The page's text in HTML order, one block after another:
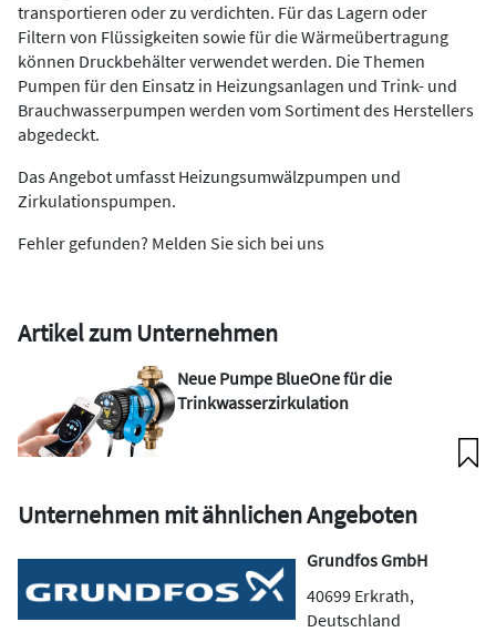
transportieren oder zu verdichten. Für das Lagern oder
Filtern von Flüssigkeiten sowie für die Wärmeübertragung
können Druckbehälter verwendet werden. Die Themen
Pumpen für den Einsatz in Heizungsanlagen und Trink- und
Brauchwasserpumpen werden vom Sortiment des Herstellers
abgedeckt.
Das Angebot umfasst Heizungsumwälzpumpen und
Zirkulationspumpen.
Fehler gefunden? Melden Sie sich bei uns
Artikel zum Unternehmen
Neue Pumpe BlueOne für die
Trinkwasserzirkulation
Unternehmen mit ähnlichen Angeboten
Grundfos GmbH
40699 Erkrath,
Deutschland